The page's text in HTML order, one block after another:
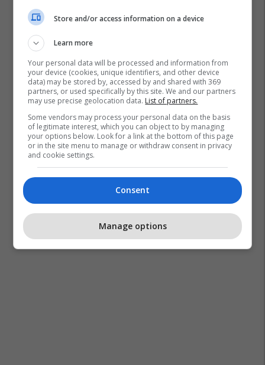
Store and/or access information on a device
Learn more
Your personal data will be processed and information from
your device (cookies, unique identifiers, and other device
data) may be stored by, accessed by and shared with 369
partners, or used specifically by this site. We and our partners
may use precise geolocation data. List of partners.
Some vendors may process your personal data on the basis
of legitimate interest, which you can object to by managing
your options below. Look for a link at the bottom of this page
or in the site menu to manage or withdraw consent in privacy
and cookie settings.
Consent
Manage options